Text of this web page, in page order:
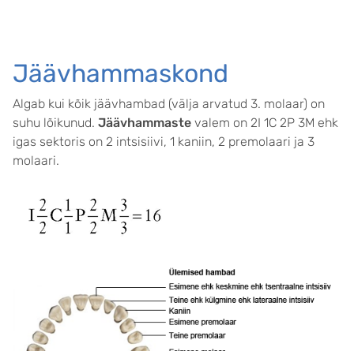
Jäävhammaskond
Algab kui kõik jäävhambad (välja arvatud 3. molaar) on
suhu lõikunud. Jäävhammaste valem on 2I 1C 2P 3M ehk
igas sektoris on 2 intsisiivi, 1 kaniin, 2 premolaari ja 3
molaari.